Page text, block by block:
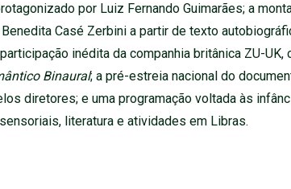
por Luiz Fernando Guimarães; a
Casé Zerbini a partir de texto
inédita da companhia britânica ZU-UK,
Binaural; a pré-estreia nacional do
diretores; e uma programação voltada às
literatura e atividades em Libras.